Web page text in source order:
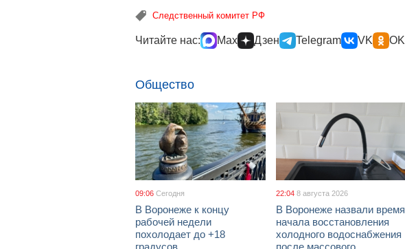
Следственный комитет РФ
Читайте нас: Max Дзен Telegram VK OK
Общество
09:06 Сегодня
В Воронеже к концу
рабочей недели
похолодает до +18
градусов
22:04 8 августа 2026
В Воронеже назвали время
начала восстановления
холодного водоснабжения
после массового